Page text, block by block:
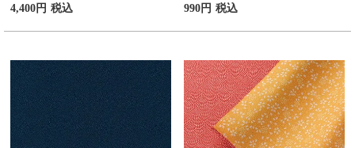
4,400 税込 990 税込